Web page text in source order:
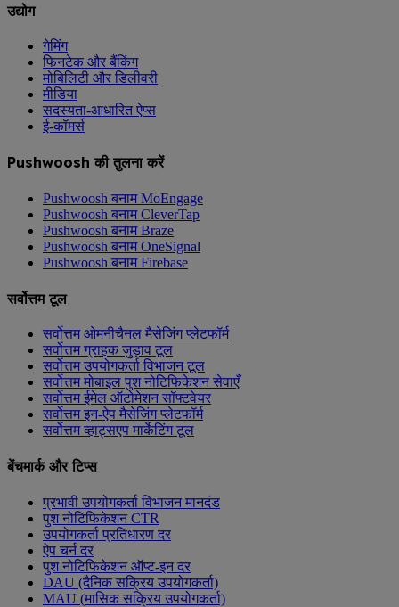
उद्योग
गेमिंग
फिनटेक और बैंकिंग
मोबिलिटी और डिलीवरी
मीडिया
सदस्यता-आधारित ऐप्स
ई-कॉमर्स
Pushwoosh की तुलना करें
Pushwoosh बनाम MoEngage
Pushwoosh बनाम CleverTap
Pushwoosh बनाम Braze
Pushwoosh बनाम OneSignal
Pushwoosh बनाम Firebase
सर्वोत्तम टूल
सर्वोत्तम ओमनीचैनल मैसेजिंग प्लेटफॉर्म
सर्वोत्तम ग्राहक जुड़ाव टूल
सर्वोत्तम उपयोगकर्ता विभाजन टूल
सर्वोत्तम मोबाइल पुश नोटिफिकेशन सेवाएँ
सर्वोत्तम ईमेल ऑटोमेशन सॉफ्टवेयर
सर्वोत्तम इन-ऐप मैसेजिंग प्लेटफॉर्म
सर्वोत्तम व्हाट्सएप मार्केटिंग टूल
बेंचमार्क और टिप्स
प्रभावी उपयोगकर्ता विभाजन मानदंड
पुश नोटिफिकेशन CTR
उपयोगकर्ता प्रतिधारण दर
ऐप चर्न दर
पुश नोटिफिकेशन ऑप्ट-इन दर
DAU (दैनिक सक्रिय उपयोगकर्ता)
MAU (मासिक सक्रिय उपयोगकर्ता)